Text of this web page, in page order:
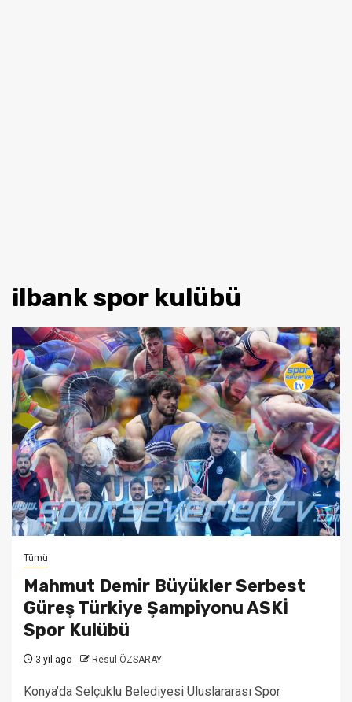
ilbank spor kulübü
Tümü
Mahmut Demir Büyükler Serbest
Güreş Türkiye Şampiyonu ASKİ
Spor Kulübü
3 yıl ago Resul ÖZSARAY
Konya’da Selçuklu Belediyesi Uluslararası Spor